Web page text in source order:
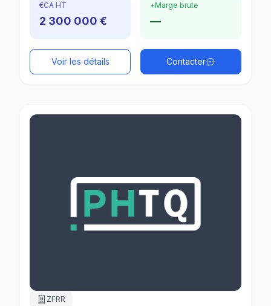
€CA HT
2 300 000 €
+Marge brute
—
Voir les détails Contacter
ZFRR